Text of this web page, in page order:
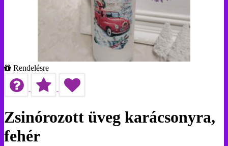
Rendelésre
Zsinórozott üveg karácsonyra,
fehér